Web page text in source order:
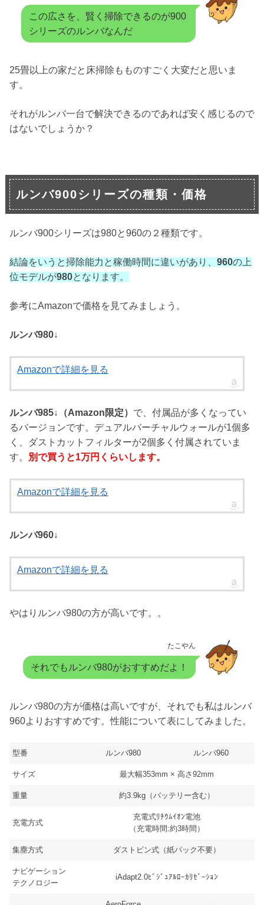
この広さを、賢く掃除できるのが900
シリーズのルンバなんだ
25畳以上の家だと床掃除もものすごく大変だと思いま
す。
それがルンバ一台で解決できるのであれば安く感じるので
はないでしょうか？
ルンバ900シリーズの種類・価格
ルンバ900シリーズは980と960の２種類です。
結論をいうと掃除能力と稼働時間に違いがあり、 960の上
位モデルが980となります。
参考にAmazonで価格を見てみましょう。
ルンバ980↓
Amazonで詳細を見る
ルンバ985↓（Amazon限定） で、付属品が多くなってい
るバージョンです。デュアルバーチャルウォールが1個多
く、ダストカットフィルターが2個多く付属されていま
す。
別で買うと1万円くらいします。
Amazonで詳細を見る
ルンバ960↓
Amazonで詳細を見る
やはりルンバ980の方が高いです。。
たこやん
それでもルンバ980がおすすめだよ！
ルンバ980の方が価格は高いですが、それでも私はルンバ
960よりおすすめです。性能について表にしてみました。
型番 ルンバ980 ルンバ960
サイズ 最大幅353mm × 高さ92mm
重量 約3.9kg（バッテリー含む）
充電方式
充電式ﾘﾁｳﾑｲｵﾝ電池
（充電時間:約3時間）
集塵方式 ダストビン式（紙パック不要）
ナビゲーション
テクノロジー
iAdapt2.0ﾋﾞｼﾞｭｱﾙﾛｰｶﾘｾﾞｰｼｮﾝ